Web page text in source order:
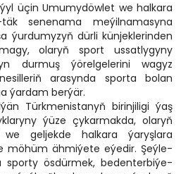
üçin Umumydöwlet we halkara
senenama meýilnamasyna
ýurdumyzyň dürli künjeklerinden
olaryň sport ussatlygyny
durmuş ýörelgelerini wagyz
arasynda sporta bolan
ýardam berýär.
Türkmenistanyň birinjiligi ýaş
ýüze çykarmakda, olaryň
geljekde halkara ýaryşlara
möhüm ähmiýete eýedir. Şeýle-
ösdürmek, bedenterbiýe-